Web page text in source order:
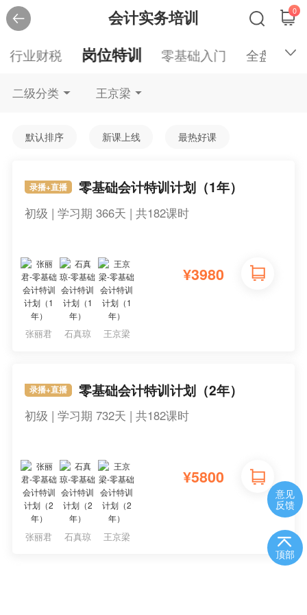
会计实务培训 0
行业财税 岗位特训 零基础入门 全盘账务
二级分类 王京梁
默认排序 新课上线 最热好课
录播+直播 零基础会计特训计划（1年）
初级 | 学习期 366天 | 共182课时
张丽君 石真琼 王京梁
¥3980
录播+直播 零基础会计特训计划（2年）
初级 | 学习期 732天 | 共182课时
张丽君 石真琼 王京梁
¥5800
意见
反馈
顶部